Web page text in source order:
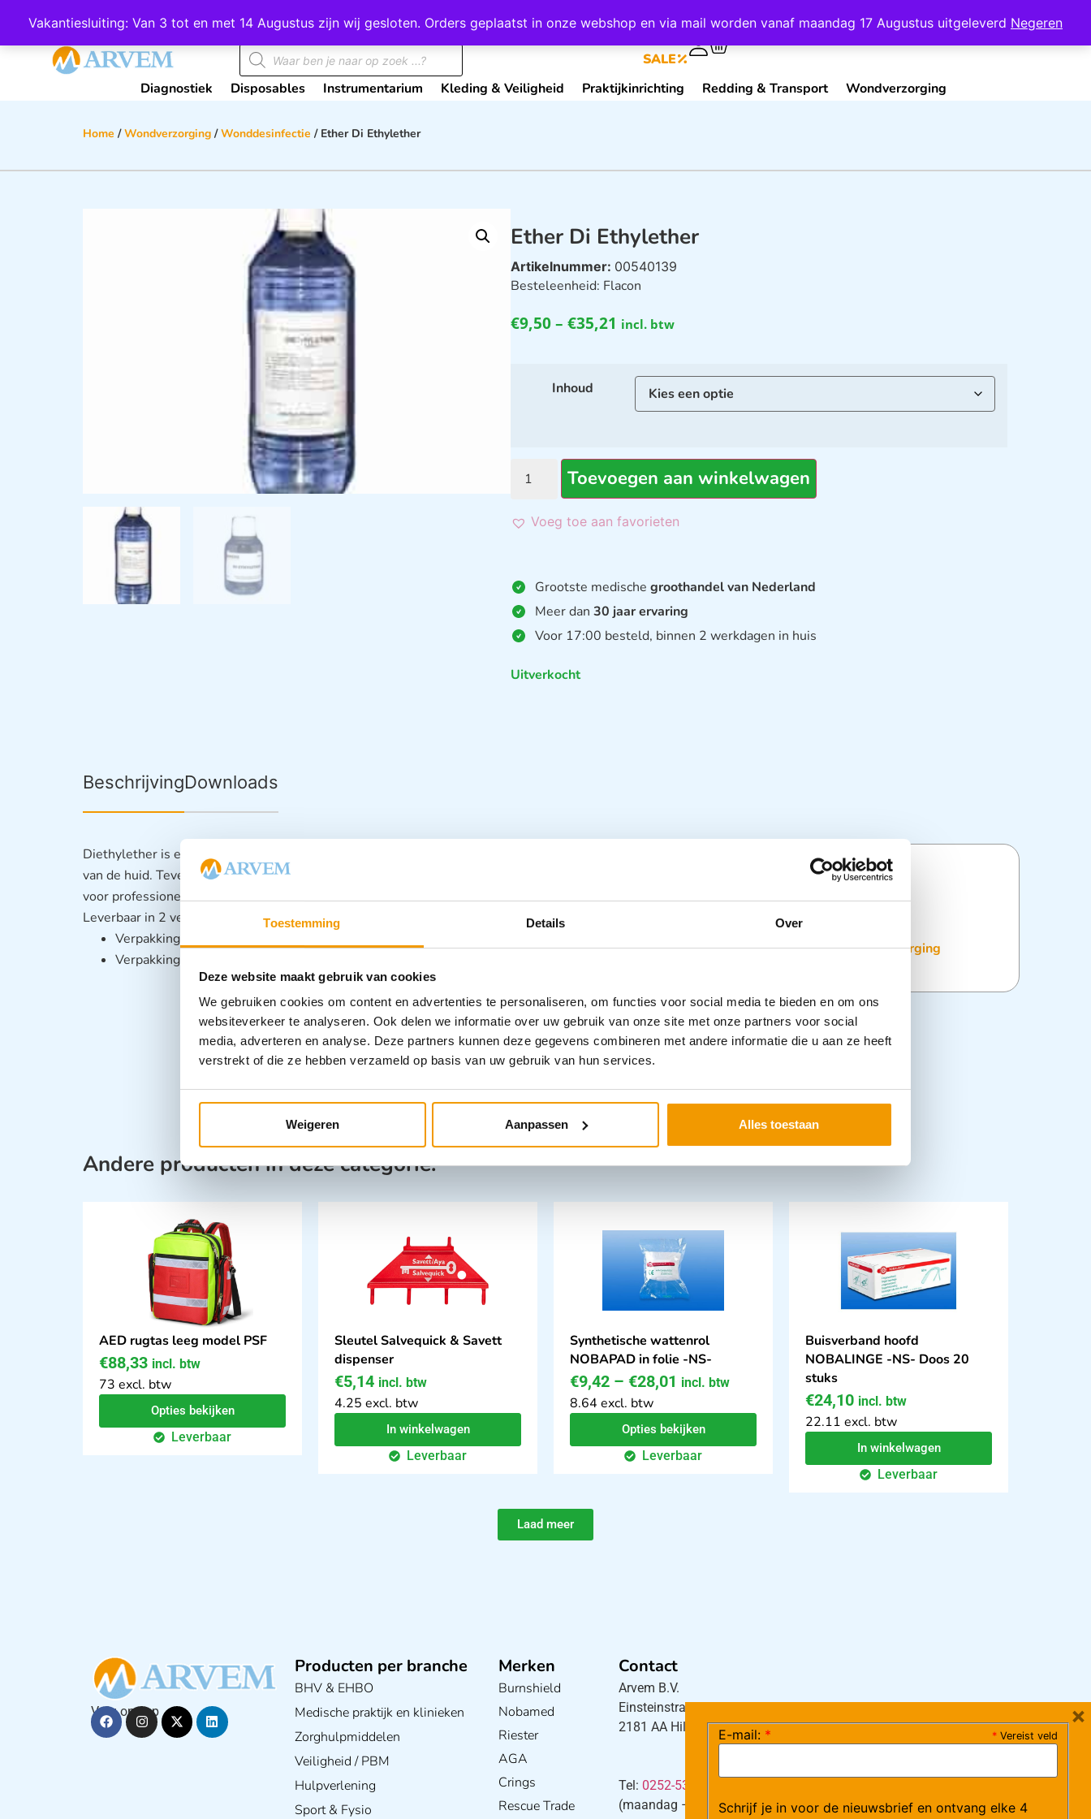
Toestemming Details Over
Deze website maakt gebruik van cookies
We gebruiken cookies om content en advertenties te personaliseren, om functies voor social media te bieden en om ons
websiteverkeer te analyseren. Ook delen we informatie over uw gebruik van onze site met onze partners voor social
media, adverteren en analyse. Deze partners kunnen deze gegevens combineren met andere informatie die u aan ze heeft
verstrekt of die ze hebben verzameld op basis van uw gebruik van hun services.
Weigeren Aanpassen Alles toestaan
Vakantiesluiting: Van 3 tot en met 14 Augustus zijn wij gesloten. Orders geplaatst in onze webshop en via mail worden vanaf maandag 17 Augustus uitgeleverd Negeren
Wij scoren een 4,8 op Google Mijn Account Contact
SALE
Diagnostiek Disposables Instrumentarium Kleding & Veiligheid Praktijkinrichting Redding & Transport Wondverzorging
Home /Wondverzorging /Wonddesinfectie / Ether Di Ethylether
Ether Di Ethylether
Artikelnummer: 00540139
Besteleenheid: Flacon
€9,50– €35,21 incl. btw
Inhoud
Toevoegen aan winkelwagen
Voeg toe aan favorieten
Grootste medischegroothandel van Nederland
Meer dan30 jaar ervaring
Voor 17:00 besteld, binnen 2 werkdagen in huis
Uitverkocht
BeschrijvingDownloads
Diethylether is een zeer vluchtige vloeistof welke o.a. gebruikt wordt voor het ontvetten
van de huid. Tevens voor het verwijderen van plakresten van pleisters. Dit product is alleen
voor professioneel gebruik. .
Leverbaar in 2 verpakkingen
Verpakking 100 ml
Verpakking 1 liter
Categorieën:Wonddesinfectie,Wondverzorging
Andere producten in deze categorie:
AED rugtas leeg model PSF
€88,33 incl. btw
73 excl. btw
Opties bekijken
Leverbaar
Sleutel Salvequick & Savett
dispenser
€5,14 incl. btw
4.25 excl. btw
In winkelwagen
Leverbaar
Synthetische wattenrol
NOBAPAD in folie -NS-
€9,42 – €28,01 incl. btw
8.64 excl. btw
Opties bekijken
Leverbaar
Buisverband hoofd
NOBALINGE -NS- Doos 20
stuks
€24,10 incl. btw
22.11 excl. btw
In winkelwagen
Leverbaar
Laad meer
Volg ons op
Producten per branche
BHV & EHBO
Medische praktijk en klinieken
Zorghulpmiddelen
Veiligheid / PBM
Hulpverlening
Sport & Fysio
Merken
Burnshield
Nobamed
Riester
AGA
Crings
Rescue Trade
Contact
Arvem B.V.
Einsteinstraat 5
2181 AA Hillegom
Tel: 0252-533256
(maandag – donderdag 08:30-17:15 uur / vrijdag 08:30-16:00 uur)
* Vereist veld
E-mail: *
Schrijf je in voor de nieuwsbrief en ontvang elke 4
×